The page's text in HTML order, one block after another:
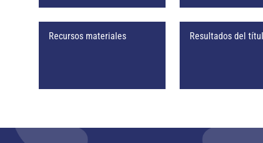
Recursos materiales Resultados del